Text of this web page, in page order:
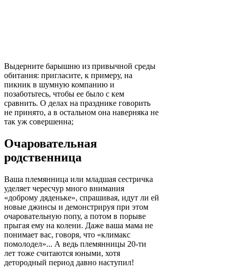
Выдерните барышню из привычной среды
обитания: пригласите, к примеру, на
пикник в шумную компанию и
позаботьтесь, чтобы ее было с кем
сравнить. О делах на празднике говорить
не принято, а в остальном она наверняка не
так уж совершенна;
Очаровательная
родственница
Ваша племянница или младшая сестричка
уделяет чересчур много внимания
«доброму дяденьке», спрашивая, идут ли ей
новые джинсы и демонстрируя при этом
очаровательную попу, а потом в порыве
прыгая ему на колени. Даже ваша мама не
понимает вас, говоря, что «климакс
помолодел»... А ведь племянницы 20-ти
лет тоже считаются юными, хотя
детородный период давно наступил!